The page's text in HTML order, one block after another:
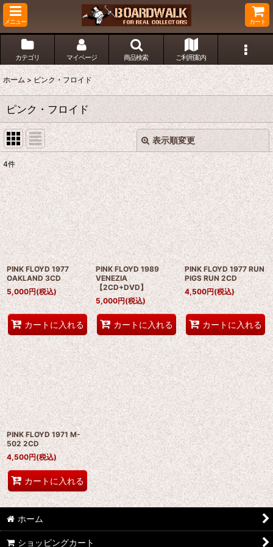
メニュー カート
カテゴリ マイページ 商品検索 ご利用案内
ホーム > ピンク・フロイド
ピンク・フロイド
表示順変更
表示数:
並び順:
絞り込む
閉じる
4件
PINK FLOYD 1977
OAKLAND 3CD
5,000円(税込)
カートに入れる
PINK FLOYD 1989
VENEZIA
【2CD+DVD】
5,000円(税込)
カートに入れる
PINK FLOYD 1977 RUN
PIGS RUN 2CD
4,500円(税込)
カートに入れる
PINK FLOYD 1971 M-
502 2CD
4,500円(税込)
カートに入れる
ホーム
ショッピングカート